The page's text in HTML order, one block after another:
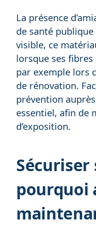
La présence
de santé
visible, ce
lorsque ses fibres
par exemple lors
de rénovation.
prévention
essentiel, afin de
d’exposition.
Sécuriser
pourquoi